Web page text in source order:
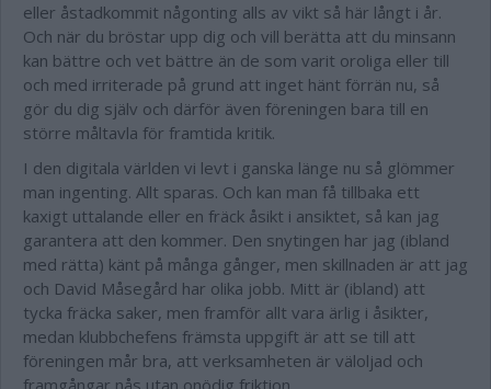
eller åstadkommit någonting alls av vikt så här långt i år.
Och när du bröstar upp dig och vill berätta att du minsann
kan bättre och vet bättre än de som varit oroliga eller till
och med irriterade på grund att inget hänt förrän nu, så
gör du dig själv och därför även föreningen bara till en
större måltavla för framtida kritik.
I den digitala världen vi levt i ganska länge nu så glömmer
man ingenting. Allt sparas. Och kan man få tillbaka ett
kaxigt uttalande eller en fräck åsikt i ansiktet, så kan jag
garantera att den kommer. Den snytingen har jag (ibland
med rätta) känt på många gånger, men skillnaden är att jag
och David Måsegård har olika jobb. Mitt är (ibland) att
tycka fräcka saker, men framför allt vara ärlig i åsikter,
medan klubbchefens främsta uppgift är att se till att
föreningen mår bra, att verksamheten är väloljad och
framgångar nås utan onödig friktion.